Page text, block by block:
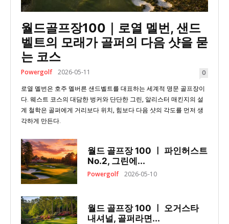
월드골프장100｜로열 멜번, 샌드
벨트의 모래가 골퍼의 다음 샷을 묻
는 코스
Powergolf 2026-05-11 0
로열 멜번은 호주 멜버른 샌드벨트를 대표하는 세계적 명문 골프장이
다. 웨스트 코스의 대담한 벙커와 단단한 그린, 알리스터 매킨지의 설
계 철학은 골퍼에게 거리보다 위치, 힘보다 다음 샷의 각도를 먼저 생
각하게 만든다.
월드 골프장 100 ㅣ 파인허스트
No.2, 그린에...
Powergolf 2026-05-10
월드 골프장 100 ㅣ 오거스타
내셔널, 골퍼라면...